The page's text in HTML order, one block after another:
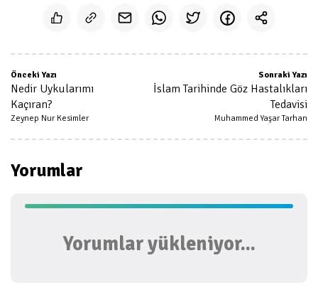
Önceki Yazı
Nedir Uykularımı
Kaçıran?
Zeynep Nur Kesimler
Sonraki Yazı
İslam Tarihinde Göz Hastalıkları
Tedavisi
Muhammed Yaşar Tarhan
Yorumlar
Yorumlar yükleniyor...